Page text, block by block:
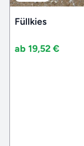
Füllkies
ab 19,52 €